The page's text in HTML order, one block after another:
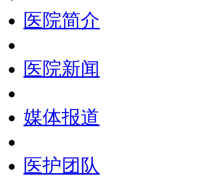
医院简介
医院新闻
媒体报道
医护团队